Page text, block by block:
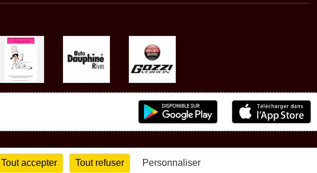
Tout accepter Tout refuser Personnaliser